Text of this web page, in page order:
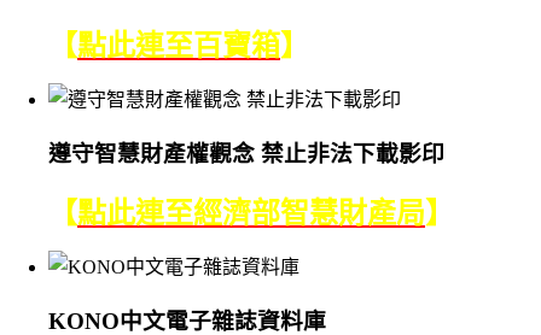
【點此連至百寶箱】
遵守智慧財產權觀念 禁止非法下載影印
【點此連至經濟部智慧財產局】
KONO中文電子雜誌資料庫